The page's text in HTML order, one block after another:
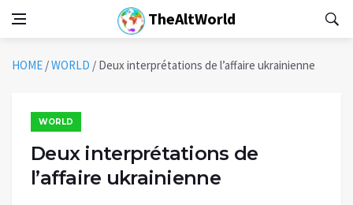
TheAltWorld
HOME /WORLD / Deux interprétations de l’affaire ukrainienne
WORLD
Deux interprétations de
l’affaire ukrainienne